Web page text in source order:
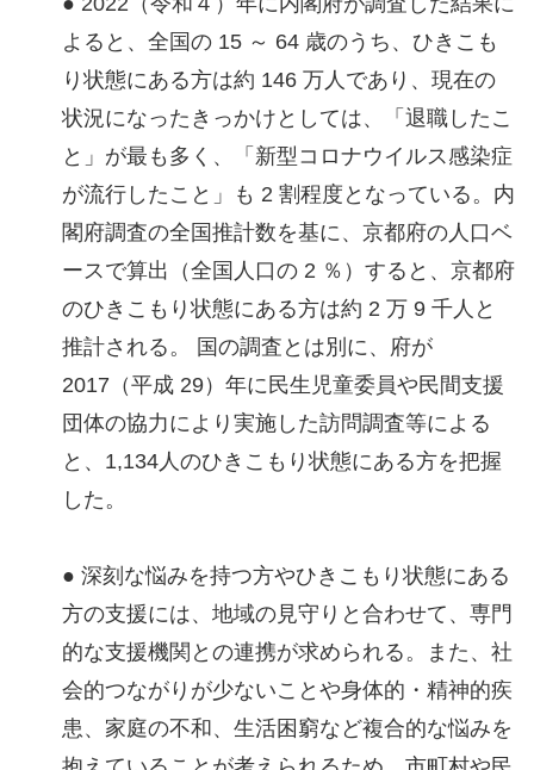
よると、全国の 15 ～ 64 歳のうち、ひきこも
り状態にある方は約 146 万人であり、現在の
状況になったきっかけとしては、「退職したこ
と」が最も多く、「新型コロナウイルス感染症
が流行したこと」も 2 割程度となっている。内
閣府調査の全国推計数を基に、京都府の人口ベ
ースで算出（全国人口の 2 ％）すると、京都府
のひきこもり状態にある方は約 2 万 9 千人と
推計される。 国の調査とは別に、府が
2017（平成 29）年に民生児童委員や民間支援
団体の協力により実施した訪問調査等による
と、1,134人のひきこもり状態にある方を把握
した。
● 深刻な悩みを持つ方やひきこもり状態にある
方の支援には、地域の見守りと合わせて、専門
的な支援機関との連携が求められる。また、社
会的つながりが少ないことや身体的・精神的疾
患、家庭の不和、生活困窮など複合的な悩みを